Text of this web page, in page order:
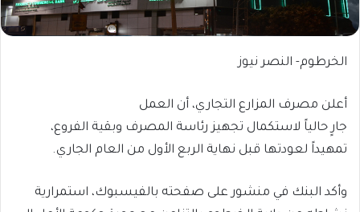
الخرطوم- النصر نيوز
أعلن مصرف المزارع التجاري، أن العمل
جارٍ حالياً لاستكمال تجهيز رئاسة المصرف وبقية الفروع،
تمهيداً لعودتها قبل نهاية الربع الأول من العام الجاري.
وأكد البنك في منشور على صفحته بالفيسبوك، استمرارية